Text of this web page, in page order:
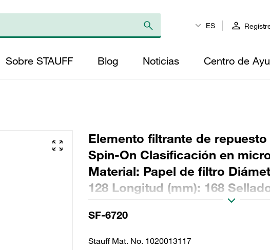
ES
Sobre STAUFF Blog Noticias Centro de
Elemento filtrante de
Spin-On Clasificación en
Material: Papel de filtro
128 Longitud (mm): 168
SF-6720
Stauff Mat. No. 1020013117